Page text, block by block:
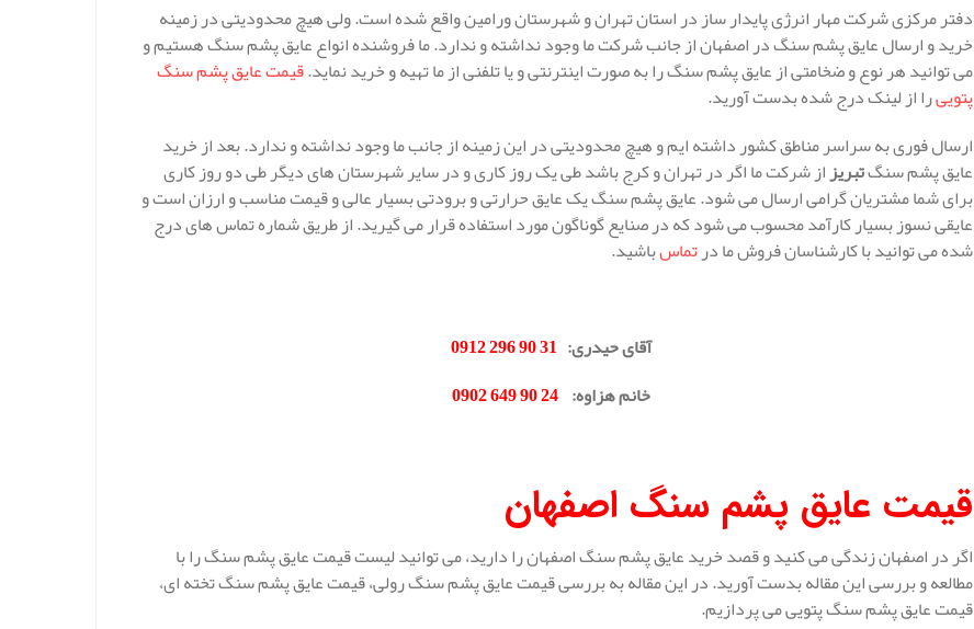
دفتر مرکزی شرکت مهار انرژی پایدار ساز در استان تهران و شهرستان ورامین واقع شده است. ولی هیچ محدودیتی در زمینه
خرید و ارسال عایق پشم سنگ در اصفهان از جانب شرکت ما وجود نداشته و ندارد. ما فروشنده انواع عایق پشم سنگ هستیم و
می توانید هر نوع و ضخامتی از عایق پشم سنگ را به صورت اینترنتی و یا تلفنی از ما تهیه و خرید نماید.قیمت عایق پشم سنگ
پتوییرا از لینک درج شده بدست آورید.
ارسال فوری به سراسر مناطق کشور داشته ایم و هیچ محدودیتی در این زمینه از جانب ما وجود نداشته و ندارد. بعد از خرید
عایق پشم سنگتبریزاز شرکت ما اگر در تهران و کرج باشد طی یک روز کاری و در سایر شهرستان های دیگر طی دو روز کاری
برای شما مشتریان گرامی ارسال می شود. عایق پشم سنگ یک عایق حرارتی و برودتی بسیار عالی و قیمت مناسب و ارزان است و
عایقی نسوز بسیار کارآمد محسوب می شود که در صنایع گوناگون مورد استفاده قرار می گیرید. از طریق شماره تماس های درج
شده می توانید با کارشناسان فروش ما درتماسباشید.
آقای حیدری:
31 90 296 0912
خانم هزاوه:
24 90 649 0902
قیمت عایق پشم سنگ اصفهان
اگر در اصفهان زندگی می کنید و قصد خرید عایق پشم سنگ اصفهان را دارید، می توانید لیست قیمت عایق پشم سنگ را با
مطالعه و بررسی این مقاله بدست آورید. در این مقاله به بررسی قیمت عایق پشم سنگ رولی، قیمت عایق پشم سنگ تخته ای،
قیمت عایق پشم سنگ پتویی می پردازیم.